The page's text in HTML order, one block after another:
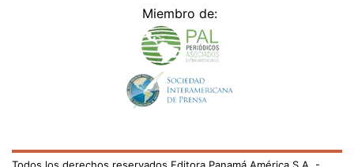
Miembro de: